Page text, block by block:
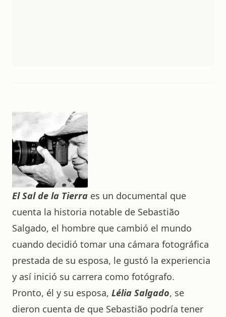
El Sal de la Tierra es un documental que
cuenta la historia notable de Sebastião
Salgado, el hombre que cambió el mundo
cuando decidió tomar una cámara fotográfica
prestada de su esposa, le gustó la experiencia
y así inició su carrera como fotógrafo.
Pronto, él y su esposa, Lélia Salgado, se
dieron cuenta de que Sebastião podría tener